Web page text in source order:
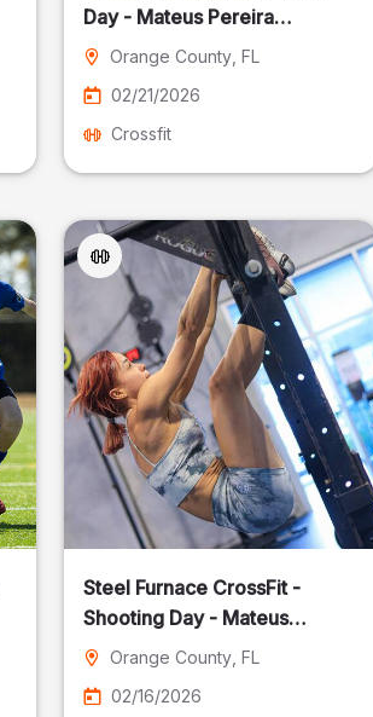
Day - Mateus Pereira
Fotografia
Orange County , FL
02/21/2026
Crossfit
Steel Furnace CrossFit -
Shooting Day - Mateus
Pereira Fotografia
Orange County , FL
02/16/2026